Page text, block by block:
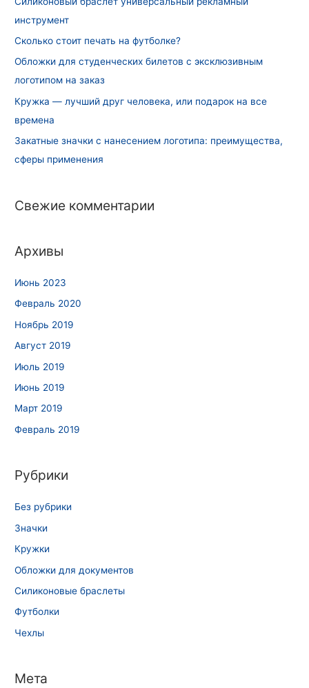
инструмент
Сколько стоит печать на футболке?
Обложки для студенческих билетов с эксклюзивным
логотипом на заказ
Кружка — лучший друг человека, или подарок на все
времена
Закатные значки с нанесением логотипа: преимущества,
сферы применения
Свежие комментарии
Архивы
Июнь 2023
Февраль 2020
Ноябрь 2019
Август 2019
Июль 2019
Июнь 2019
Март 2019
Февраль 2019
Рубрики
Без рубрики
Значки
Кружки
Обложки для документов
Силиконовые браслеты
Футболки
Чехлы
Мета